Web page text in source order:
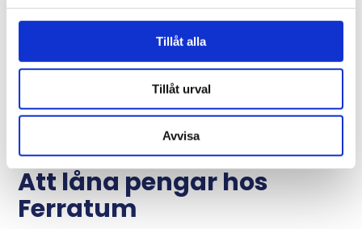
Tillåt alla
Tillåt urval
Avvisa
Att låna pengar hos
Ferratum